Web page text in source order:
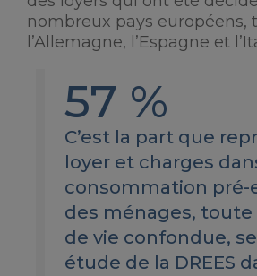
nombreux pays européens,
l’Allemagne, l’Espagne et
57 %
C’est la part que
loyer et charges
consommation pré-
des ménages,
de vie confondue,
étude de la DREES